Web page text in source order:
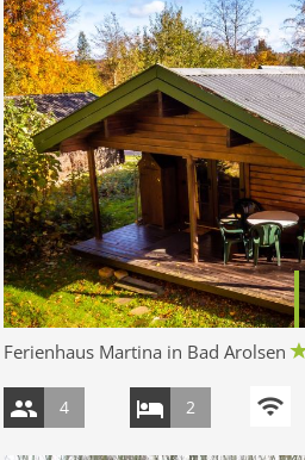
Ferienhaus Martina in Bad Arolsen
4 2